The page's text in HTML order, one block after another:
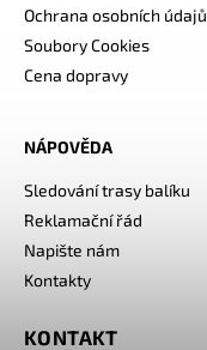
Ochrana osobních údajů
Soubory Cookies
Cena dopravy
NÁPOVĚDA
Sledování trasy balíku
Reklamační řád
Napište nám
Kontakty
KONTAKT